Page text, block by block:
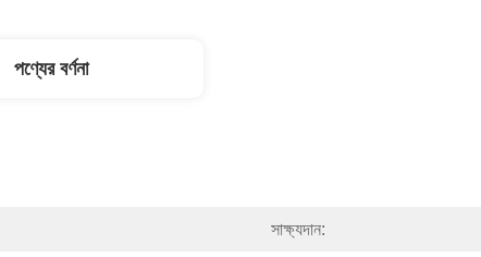
পণ্যের বর্ণনা
সাক্ষ্যদান: